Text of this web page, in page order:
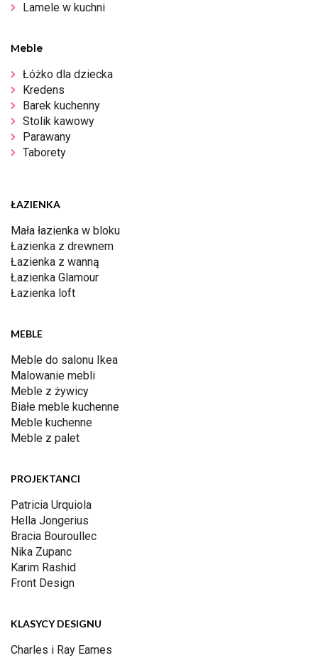
Lamele w kuchni
Meble
Łóżko dla dziecka
Kredens
Barek kuchenny
Stolik kawowy
Parawany
Taborety
ŁAZIENKA
Mała łazienka w bloku
Łazienka z drewnem
Łazienka z wanną
Łazienka Glamour
Łazienka loft
MEBLE
Meble do salonu Ikea
Malowanie mebli
Meble z żywicy
Białe meble kuchenne
Meble kuchenne
Meble z palet
PROJEKTANCI
Patricia Urquiola
Hella Jongerius
Bracia Bouroullec
Nika Zupanc
Karim Rashid
Front Design
KLASYCY DESIGNU
Charles i Ray Eames